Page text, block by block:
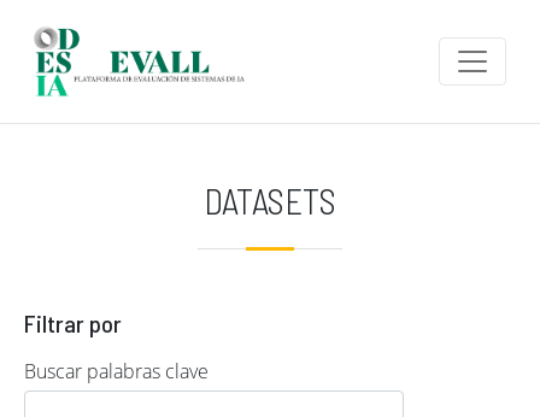
DATASETS
Filtrar por
Buscar palabras clave